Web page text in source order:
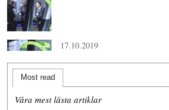
17.10.2019
Most read
Våra mest lästa artiklar